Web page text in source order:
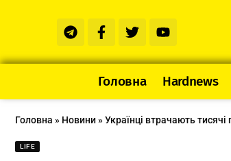
Головна Hardnews
Головна » Новини»Українці втрачають
LIFE